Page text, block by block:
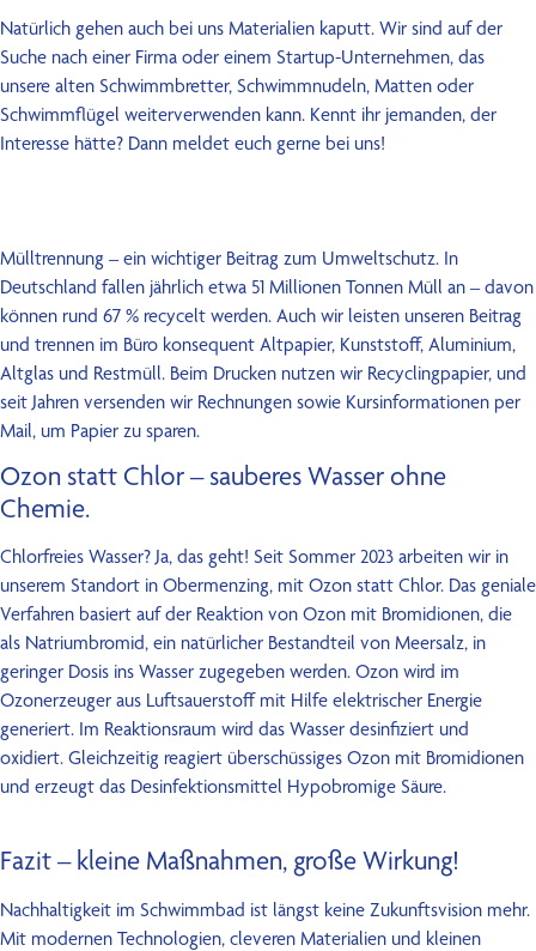
Natürlich gehen auch bei uns Materialien kaputt. Wir sind auf der
Suche nach einer Firma oder einem Startup-Unternehmen, das
unsere alten Schwimmbretter, Schwimmnudeln, Matten oder
Schwimmflügel weiterverwenden kann. Kennt ihr jemanden, der
Interesse hätte? Dann meldet euch gerne bei uns!
Mülltrennung – ein wichtiger Beitrag zum Umweltschutz. In
Deutschland fallen jährlich etwa 51 Millionen Tonnen Müll an – davon
können rund 67 % recycelt werden. Auch wir leisten unseren Beitrag
und trennen im Büro konsequent Altpapier, Kunststoff, Aluminium,
Altglas und Restmüll. Beim Drucken nutzen wir Recyclingpapier, und
seit Jahren versenden wir Rechnungen sowie Kursinformationen per
Mail, um Papier zu sparen.
Ozon statt Chlor – sauberes Wasser ohne
Chemie.
Chlorfreies Wasser? Ja, das geht! Seit Sommer 2023 arbeiten wir in
unserem Standort in Obermenzing, mit Ozon statt Chlor. Das geniale
Verfahren basiert auf der Reaktion von Ozon mit Bromidionen, die
als Natriumbromid, ein natürlicher Bestandteil von Meersalz, in
geringer Dosis ins Wasser zugegeben werden. Ozon wird im
Ozonerzeuger aus Luftsauerstoff mit Hilfe elektrischer Energie
generiert. Im Reaktionsraum wird das Wasser desinfiziert und
oxidiert. Gleichzeitig reagiert überschüssiges Ozon mit Bromidionen
und erzeugt das Desinfektionsmittel Hypobromige Säure.
Fazit – kleine Maßnahmen, große Wirkung!
Nachhaltigkeit im Schwimmbad ist längst keine Zukunftsvision mehr.
Mit modernen Technologien, cleveren Materialien und kleinen